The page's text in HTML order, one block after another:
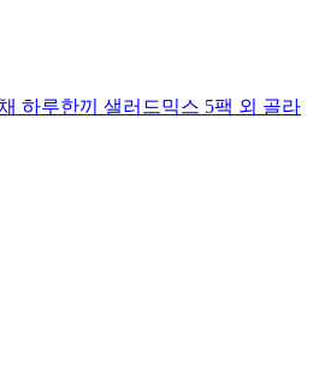
하루한끼 샐러드믹스 5팩 외 골라